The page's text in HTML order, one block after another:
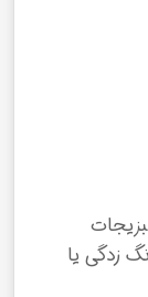
زدگی یا